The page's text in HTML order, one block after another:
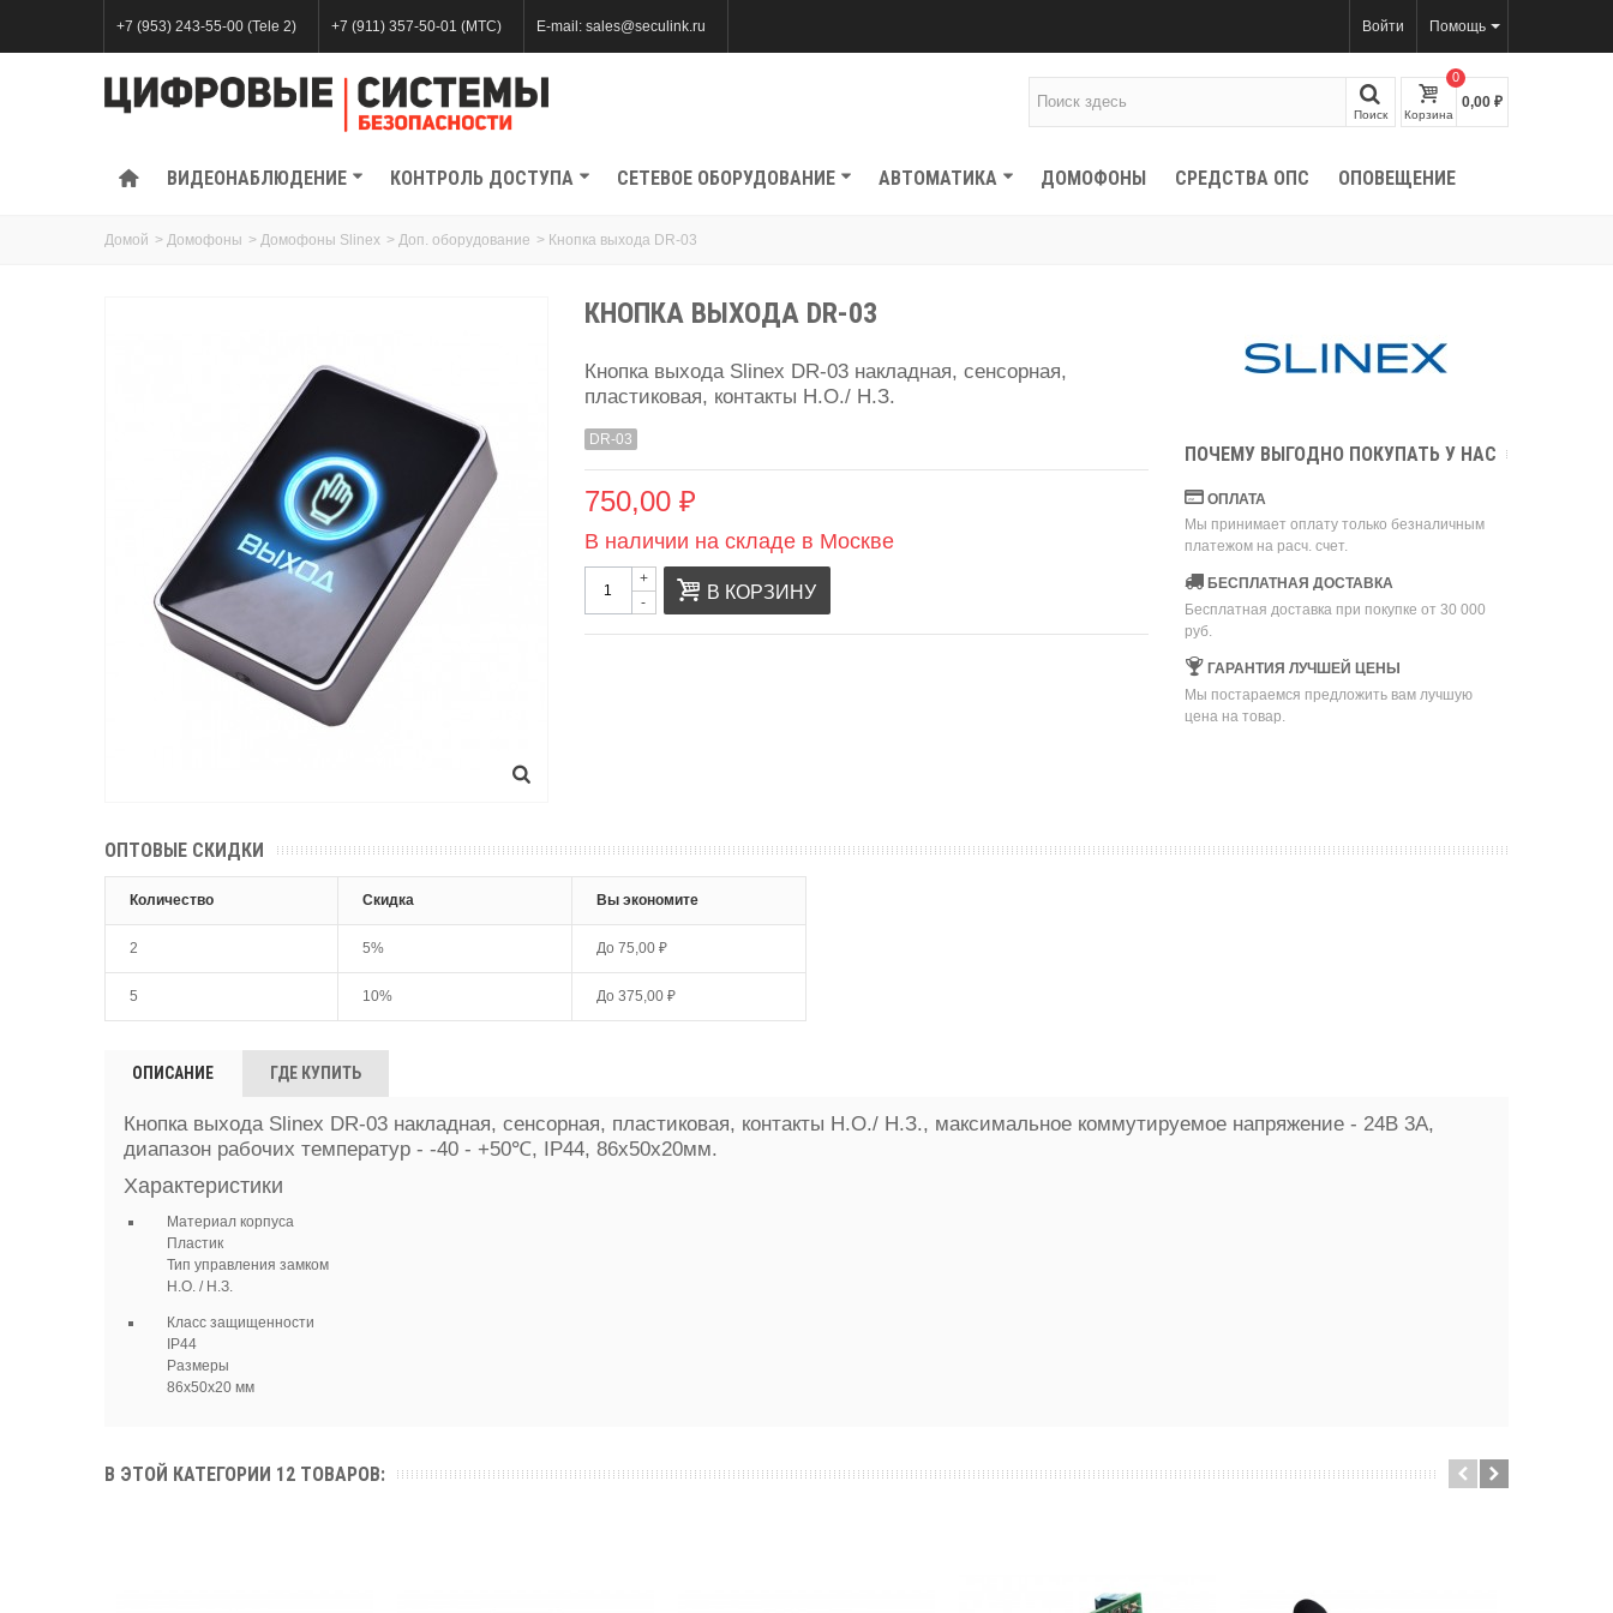
Помощь
+7 (953) 243-55-00 (Tele 2) +7 (911) 357-50-01 (МТС) E-mail: sales@seculink.ru Войти
Поиск Корзина
0
0,00 ₽
ВИДЕОНАБЛЮДЕНИЕ КОНТРОЛЬ ДОСТУПА СЕТЕВОЕ ОБОРУДОВАНИЕ АВТОМАТИКА ДОМОФОНЫ СРЕДСТВА ОПС ОПОВЕЩЕНИЕ
Домой > Домофоны > Домофоны Slinex > Доп. оборудование > Кнопка выхода DR-03
КНОПКА ВЫХОДА DR-03
Кнопка выхода Slinex DR-03 накладная, сенсорная,
пластиковая, контакты Н.О./ Н.З.
DR-03
750,00 ₽
В наличии на складе в Москве
-
+
В КОРЗИНУ
ПОЧЕМУ ВЫГОДНО ПОКУПАТЬ У НАС
ОПЛАТА
Мы принимает оплату только безналичным
платежом на расч. счет.
БЕСПЛАТНАЯ ДОСТАВКА
Бесплатная доставка при покупке от 30 000
руб.
ГАРАНТИЯ ЛУЧШЕЙ ЦЕНЫ
Мы постараемся предложить вам лучшую
цена на товар.
ОПТОВЫЕ СКИДКИ
Количество Скидка Вы экономите
2 5% До 75,00 ₽
5 10% До 375,00 ₽
ОПИСАНИЕ ГДЕ КУПИТЬ
Кнопка выхода Slinex DR-03 накладная, сенсорная, пластиковая, контакты Н.О./ Н.З., максимальное коммутируемое напряжение - 24В 3А,
диапазон рабочих температур - -40 - +50℃, IP44, 86х50х20мм.
Характеристики
Материал корпуса
Пластик
Тип управления замком
Н.О. / Н.З.
Класс защищенности
IP44
Размеры
86х50х20 мм
В ЭТОЙ КАТЕГОРИИ 12 ТОВАРОВ: